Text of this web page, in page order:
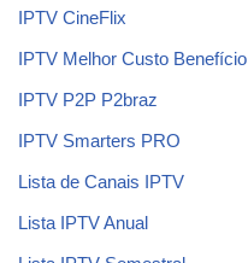
IPTV CineFlix
IPTV Melhor Custo Benefício
IPTV P2P P2braz
IPTV Smarters PRO
Lista de Canais IPTV
Lista IPTV Anual